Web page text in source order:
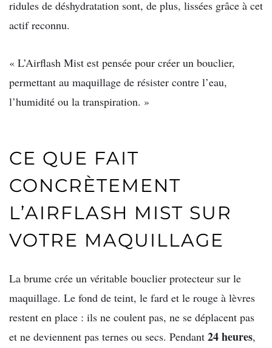
ridules de déshydratation sont, de plus, lissées grâce à cet
actif reconnu.
« L’Airflash Mist est pensée pour créer un bouclier,
permettant au maquillage de résister contre l’eau,
l’humidité ou la transpiration. »
CE QUE FAIT
CONCRÈTEMENT
L’AIRFLASH MIST SUR
VOTRE MAQUILLAGE
La brume crée un véritable bouclier protecteur sur le
maquillage. Le fond de teint, le fard et le rouge à lèvres
restent en place : ils ne coulent pas, ne se déplacent pas
et ne deviennent pas ternes ou secs. Pendant 24 heures,